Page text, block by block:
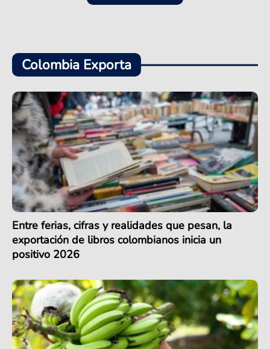
Colombia Exporta
Entre ferias, cifras y realidades que pesan, la
exportación de libros colombianos inicia un
positivo 2026